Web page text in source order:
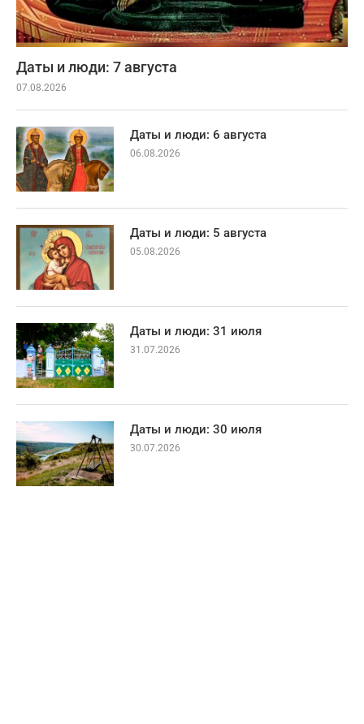
Даты и люди: 7 августа
07.08.2026
Даты и люди: 6 августа
06.08.2026
Даты и люди: 5 августа
05.08.2026
Даты и люди: 31 июля
31.07.2026
Даты и люди: 30 июля
30.07.2026